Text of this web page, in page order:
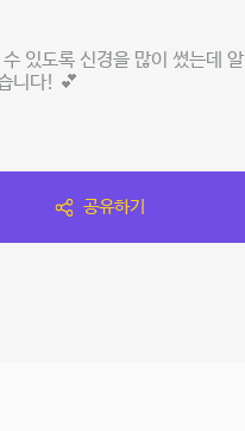
있도록 신경을 많이 썼는데 알
니다! 💕
공유하기